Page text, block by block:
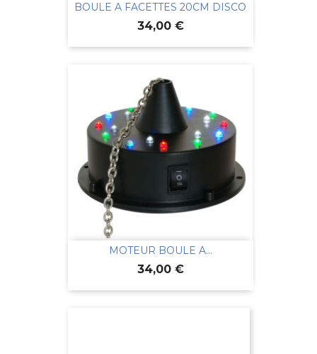
BOULE A FACETTES 20CM DISCO
Prix
34,00 €
MOTEUR BOULE A...
Prix
34,00 €